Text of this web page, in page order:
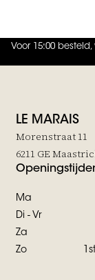
Voor 15:00
4.9 uit
LE MARAIS
Morenstraat 11
6211 GE
Ma
Di - Vr
Za
Zo